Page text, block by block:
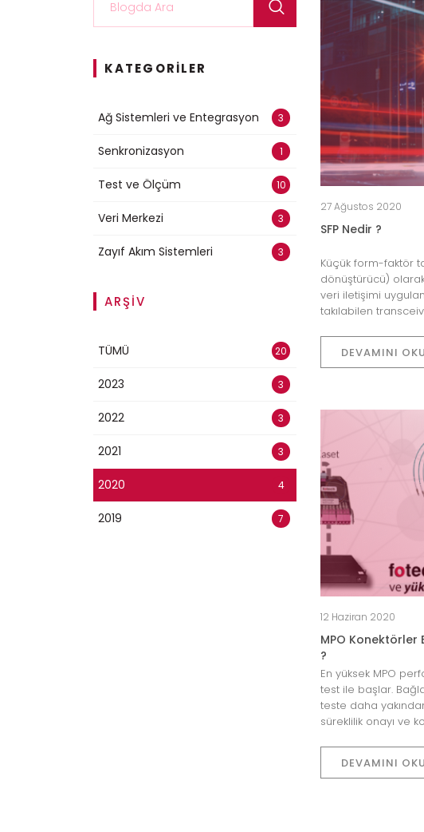
KATEGORILER
Ağ Sistemleri ve Entegrasyon 3
Senkronizasyon 1
Test ve Ölçüm 10
Veri Merkezi 3
Zayıf Akım Sistemleri 3
ARŞİV
TÜMÜ 20
2023 3
2022 3
2021 3
2020 4
2019 7
27 Ağustos 2020
SFP Nedir ?
Küçük form-faktör
dönüştürücü)
veri iletişimi
takılabilen
DEVAMINI OKU
12 Haziran 2020
MPO Konektörler
?
En yüksek MPO
test ile başlar.
teste daha
süreklilik onayı ve
DEVAMINI OKU